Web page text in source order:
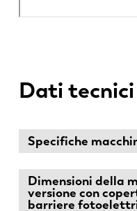
Dati tecnici
Specifiche
Dimensioni della
versione con
barriere